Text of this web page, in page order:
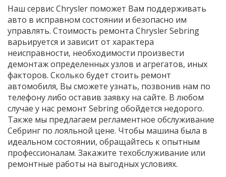
Наш сервис Chrysler поможет Вам поддерживать
авто в исправном состоянии и безопасно им
управлять. Стоимость ремонта Chrysler Sebring
варьируется и зависит от характера
неисправности, необходимости произвести
демонтаж определенных узлов и агрегатов, иных
факторов. Сколько будет стоить ремонт
автомобиля, Вы сможете узнать, позвонив нам по
телефону либо оставив заявку на сайте. В любом
случае у нас ремонт Sebring обойдется недорого.
Также мы предлагаем регламентное обслуживание
Себринг по лояльной цене. Чтобы машина была в
идеальном состоянии, обращайтесь к опытным
профессионалам. Закажите техобслуживание или
ремонтные работы на выгодных условиях.